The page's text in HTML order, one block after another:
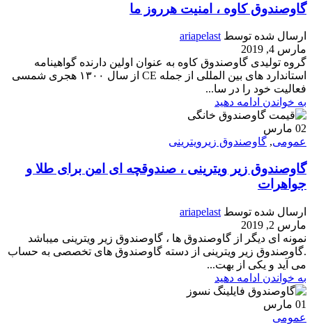
گاوصندوق کاوه ، امنیت هرروز ما
ارسال شده توسط ariapelast
مارس 4, 2019
گروه تولیدی گاوصندوق کاوه به عنوان اولین دارنده گواهینامه
استاندارد های بین المللی از جمله CE از سال ۱۳۰۰ هجری شمسی
فعالیت خود را در سا...
به خواندن ادامه دهید
02 مارس
عمومی, گاوصندوق زیرویترینی
گاوصندوق زیر ویترینی ، صندوقچه ای امن برای طلا و
جواهرات
ارسال شده توسط ariapelast
مارس 2, 2019
نمونه ای دیگر از گاوصندوق ها ، گاوصندوق زیر ویترینی میباشد
.گاوصندوق زیر ویترینی از دسته گاوصندوق های تخصصی به حساب
می آید و یکی از بهت...
به خواندن ادامه دهید
01 مارس
عمومی